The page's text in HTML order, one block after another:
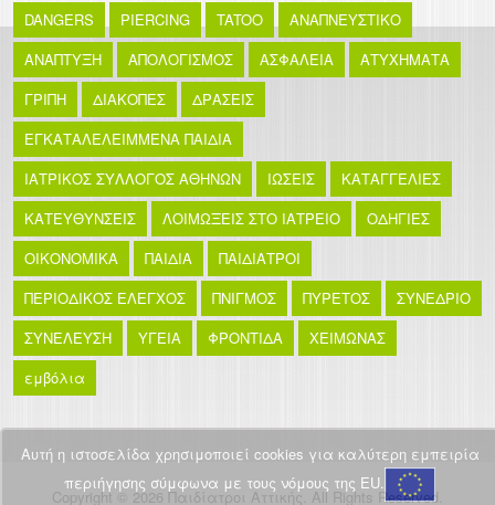
DANGERS PIERCING TATOO
ΑΝΑΠΝΕΥΣΤΙΚΟ
ΑΝΑΠΤΥΞΗ
ΑΠΟΛΟΓΙΣΜΟΣ ΑΣΦΑΛΕΙΑ
ΑΤΥΧΗΜΑΤΑ
ΓΡΙΠΗ
ΔΙΑΚΟΠΕΣ
ΔΡΑΣΕΙΣ
ΕΓΚΑΤΑΛΕΛΕΙΜΜΕΝΑ ΠΑΙΔΙΑ
ΙΑΤΡΙΚΟΣ ΣΥΛΛΟΓΟΣ ΑΘΗΝΩΝ
ΙΩΣΕΙΣ
ΚΑΤΑΓΓΕΛΙΕΣ
ΚΑΤΕΥΘΥΝΣΕΙΣ
ΛΟΙΜΩΞΕΙΣ ΣΤΟ ΙΑΤΡΕΙΟ
ΟΔΗΓΙΕΣ
ΟΙΚΟΝΟΜΙΚΑ
ΠΑΙΔΙΑ
ΠΑΙΔΙΑΤΡΟΙ
ΠΕΡΙΟΔΙΚΟΣ ΕΛΕΓΧΟΣ
ΠΝΙΓΜΟΣ ΠΥΡΕΤΟΣ
ΣΥΝΕΔΡΙΟ
ΣΥΝΕΛΕΥΣΗ
ΥΓΕΙΑ ΦΡΟΝΤΙΔΑ
ΧΕΙΜΩΝΑΣ
εμβόλια
Copyright © 2026 Παιδίατροι Αττικής. All Rights Reserved.
Αυτή η ιστοσελίδα χρησιμοποιεί cookies για καλύτερη εμπειρία
περιήγησης σύμφωνα με τους νόμους της EU.